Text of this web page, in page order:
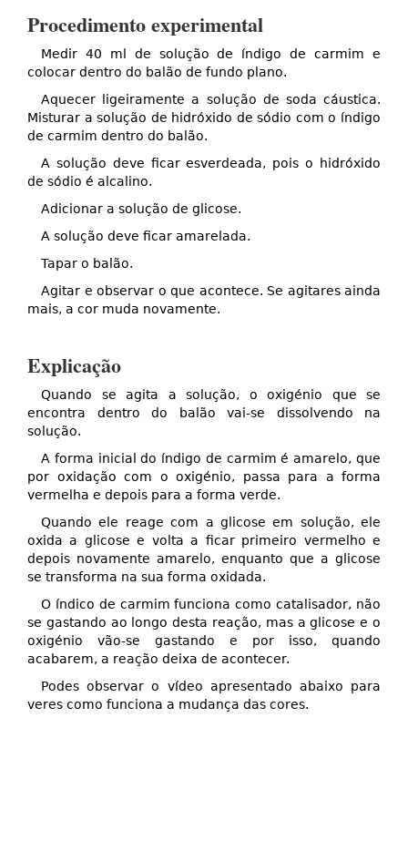
Procedimento experimental
Medir 40 ml de solução de índigo de carmim e
colocar dentro do balão de fundo plano.
Aquecer ligeiramente a solução de soda cáustica.
Misturar a solução de hidróxido de sódio com o índigo
de carmim dentro do balão.
A solução deve ficar esverdeada, pois o hidróxido
de sódio é alcalino.
Adicionar a solução de glicose.
A solução deve ficar amarelada.
Tapar o balão.
Agitar e observar o que acontece. Se agitares ainda
mais, a cor muda novamente.
Explicação
Quando se agita a solução, o oxigénio que se
encontra dentro do balão vai-se dissolvendo na
solução.
A forma inicial do índigo de carmim é amarelo, que
por oxidação com o oxigénio, passa para a forma
vermelha e depois para a forma verde.
Quando ele reage com a glicose em solução, ele
oxida a glicose e volta a ficar primeiro vermelho e
depois novamente amarelo, enquanto que a glicose
se transforma na sua forma oxidada.
O índico de carmim funciona como catalisador, não
se gastando ao longo desta reação, mas a glicose e o
oxigénio vão-se gastando e por isso, quando
acabarem, a reação deixa de acontecer.
Podes observar o vídeo apresentado abaixo para
veres como funciona a mudança das cores.